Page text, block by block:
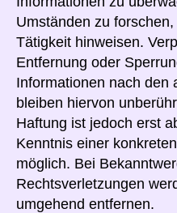
Umständen zu
Tätigkeit hinweisen.
Entfernung oder
Informationen nach den
bleiben hiervon
Haftung ist jedoch erst
Kenntnis einer
möglich. Bei
Rechtsverletzungen
umgehend entfernen.